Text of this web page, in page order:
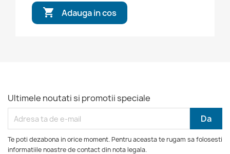
 Adauga in cos
Ultimele noutati si promotii speciale
Te poti dezabona in orice moment. Pentru aceasta te rugam sa folosesti
informatiile noastre de contact din nota legala.